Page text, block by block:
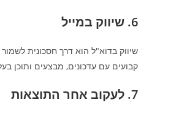
6. שיווק במייל
שיווק בדוא"ל הוא דרך חסכונית
קבועים עם עדכונים, מבצעים ותוכן
7. לעקוב אחר התוצאות